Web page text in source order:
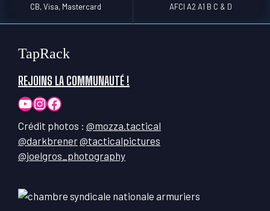
CB, Visa, Mastercard AFCI A2 A1 B C & D
TapRack
REJOINS LA COMMUNAUTÉ !
YouTube
Instagram
Facebook
Crédit photos : @mozza.tactical
@darkbrener@tacticalpictures
@joelgros_photography